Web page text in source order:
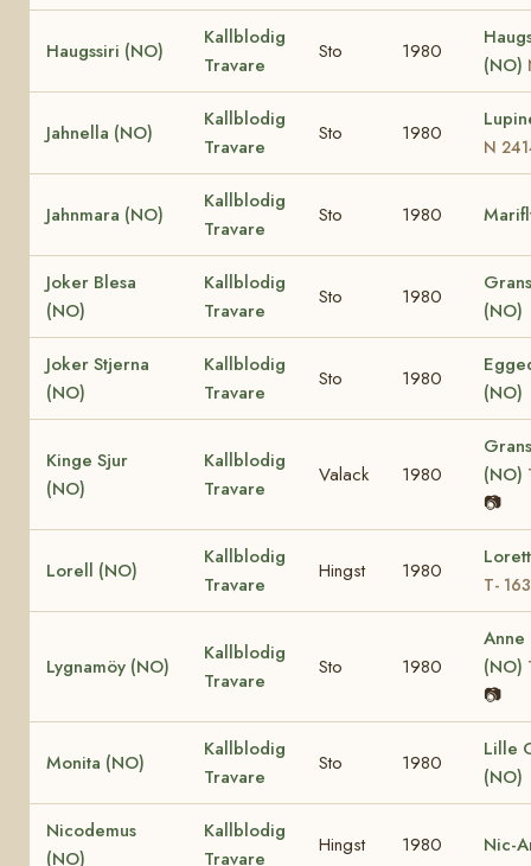
Haugssiri (NO)
Kallblodig
Travare
Sto 1980
(NO)
Jahnella (NO)
Kallblodig
Travare
Sto 1980
N
Jahnmara (NO)
Kallblodig
Travare
Sto 1980
Joker Blesa
(NO)
Kallblodig
Travare
Sto 1980
(NO)
Joker Stjerna
(NO)
Kallblodig
Travare
Sto 1980
(NO)
Kinge Sjur
(NO)
Kallblodig
Travare
Valack 1980
(NO)
📷
Lorell (NO)
Kallblodig
Travare
Hingst 1980
T-
Lygnamöy (NO)
Kallblodig
Travare
Sto 1980
Anne
(NO)
📷
Monita (NO)
Kallblodig
Travare
Sto 1980
Lille
(NO)
Nicodemus
(NO)
Kallblodig
Travare
Hingst 1980 Nic-